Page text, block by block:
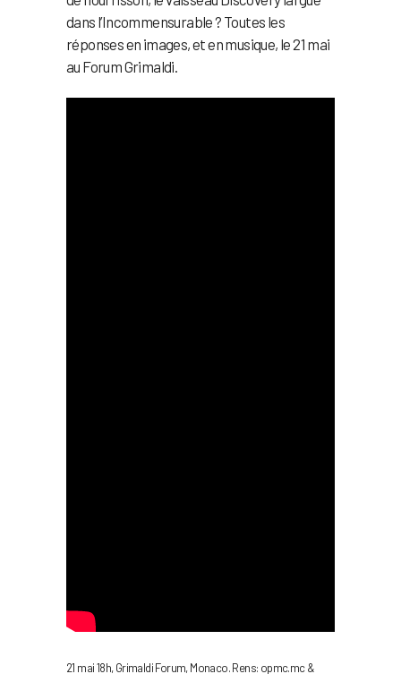
dans l’Incommensurable ? Toutes les
réponses en images, et en musique, le 21 mai
au Forum Grimaldi.
21 mai 18h, Grimaldi Forum, Monaco. Rens: opmc.mc &